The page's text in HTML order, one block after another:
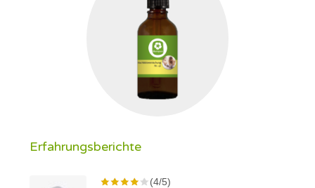
Erfahrungsberichte
(4/5)